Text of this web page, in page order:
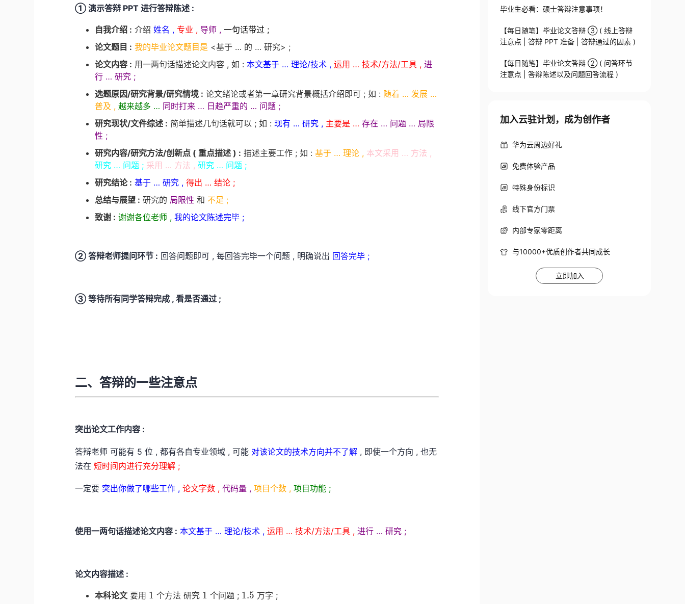
① 演示答辩 PPT 进行答辩陈述 :
自我介绍 : 介绍姓名 , 专业 , 导师 ,一句话带过 ;
论文题目 : 我的毕业论文题目是 <基于 … 的 … 研究> ;
论文内容 : 用一两句话描述论文内容 , 如 :本文基于 … 理论/技术 ,运用 … 技术/方法/工具 ,进
行 … 研究 ;
选题原因/研究背景/研究情境 : 论文绪论或者第一章研究背景概括介绍即可 ; 如 : 随着 … 发展 …
普及 ,越来越多 … 同时打来 … 日趋严重的 … 问题 ;
研究现状/文件综述 : 简单描述几句话就可以 ; 如 :现有 … 研究 , 主要是 …存在 … 问题 … 局限
性 ;
研究内容/研究方法/创新点 ( 重点描述 ) : 描述主要工作 ; 如 :基于 … 理论 , 本文采用 … 方法 ,
研究 … 问题 ; 采用 … 方法 , 研究 … 问题 ;
研究结论 : 基于 … 研究 ,得出 … 结论 ;
总结与展望 : 研究的 局限性和 不足 ;
致谢 : 谢谢各位老师 ,我的论文陈述完毕 ;
② 答辩老师提问环节 : 回答问题即可 , 每回答完毕一个问题 , 明确说出 回答完毕 ;
③ 等待所有同学答辩完成 , 看是否通过 ;
二、答辩的一些注意点
突出论文工作内容 :
答辩老师 可能有 5 位 , 都有各自专业领域 , 可能 对该论文的技术方向并不了解 , 即使一个方向 , 也无
法在短时间内进行充分理解 ;
一定要突出你做了哪些工作 ,论文字数 ,代码量 ,项目个数 ,项目功能 ;
使用一两句话描述论文内容 : 本文基于 … 理论/技术 ,运用 … 技术/方法/工具 ,进行 … 研究 ;
论文内容描述 :
本科论文 要用 1
1 个方法 研究 1
1 个问题 ; 1.5
1.5 万字 ;
毕业生必看：硕士答辩注意事项！
【每日随笔】毕业论文答辩 ③ ( 线上答辩
注意点 | 答辩 PPT 准备 | 答辩通过的因素 )
【每日随笔】毕业论文答辩 ② ( 问答环节
注意点 | 答辩陈述以及问题回答流程 )
加入云驻计划，成为创作者
华为云周边好礼
免费体验产品
特殊身份标识
线下官方门票
内部专家零距离
与10000+优质创作者共同成长
立即加入